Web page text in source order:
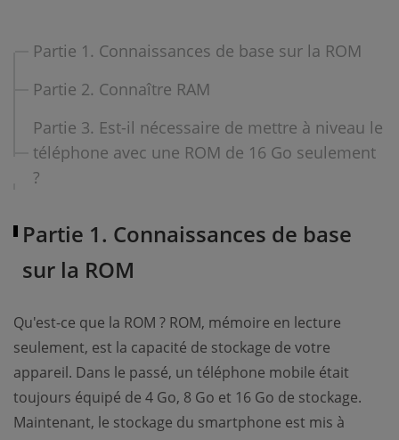
Partie 1. Connaissances de base sur la ROM
Partie 2. Connaître RAM
Partie 3. Est-il nécessaire de mettre à niveau le
téléphone avec une ROM de 16 Go seulement
?
Partie 1. Connaissances de base
sur la ROM
Qu'est-ce que la ROM ? ROM, mémoire en lecture
seulement, est la capacité de stockage de votre
appareil. Dans le passé, un téléphone mobile était
toujours équipé de 4 Go, 8 Go et 16 Go de stockage.
Maintenant, le stockage du smartphone est mis à